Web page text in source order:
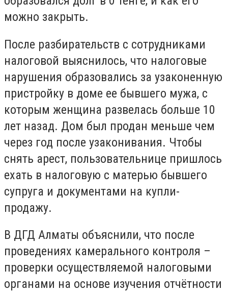
можно закрыть.
После разбирательств с сотрудниками
налоговой выяснилось, что налоговые
нарушения образовались за узаконенную
пристройку в доме ее бывшего мужа, с
которым женщина развелась больше 10
лет назад. Дом был продан меньше чем
через год после узаконивания. Чтобы
снять арест, пользовательнице пришлось
ехать в налоговую с матерью бывшего
супруга и документами на купли-
продажу.
В ДГД Алматы объяснили, что после
проведениях камерального контроля –
проверки осуществляемой налоговыми
органами на основе изучения отчётности